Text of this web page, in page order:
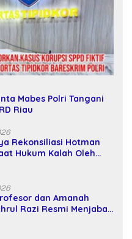
Mabes Polri Tangani
Riau
Rekonsiliasi Hotman
Hukum Kalah Oleh
dan Amanah
Razi Resmi Menjabat